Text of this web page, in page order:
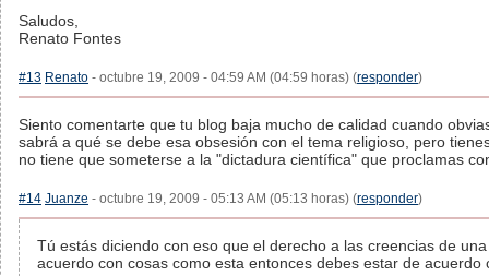
Saludos,
Renato Fontes
#13 Renato - octubre 19, 2009 - 04:59 AM (04:59 horas) (responder)
Siento comentarte que tu blog baja mucho de calidad cuando
sabrá a qué se debe esa obsesión con el tema religioso, pero
no tiene que someterse a la "dictadura científica" que proclamas
#14 Juanze - octubre 19, 2009 - 05:13 AM (05:13 horas) (responder)
Tú estás diciendo con eso que el derecho a las creencias de
acuerdo con cosas como esta entonces debes estar de